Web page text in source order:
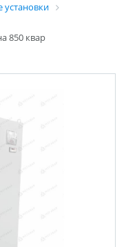
установки
850 квар